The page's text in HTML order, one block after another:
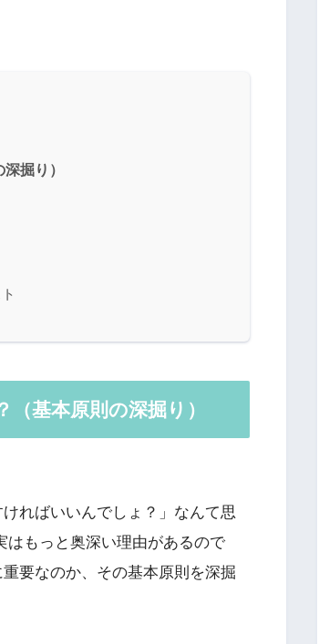
掘り）
基本原則の深掘り）
ればいいんでしょ？」なんて思
はもっと奥深い理由があるので
要なのか、その基本原則を深掘